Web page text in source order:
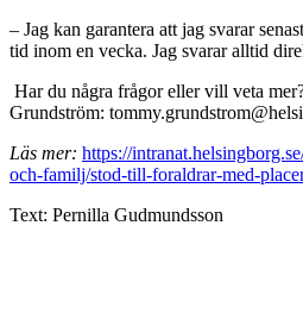
– Jag kan garantera att jag svarar
tid inom en vecka. Jag svarar alltid
Har du några frågor eller vill veta
Grundström:
Läs mer: https://
och-familj/stod-till-foraldrar-med-
Text: Pernilla Gudmundsson